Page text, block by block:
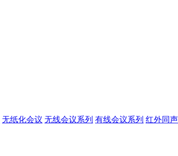
无纸化会议 无线会议系列 有线会议系列 红外同